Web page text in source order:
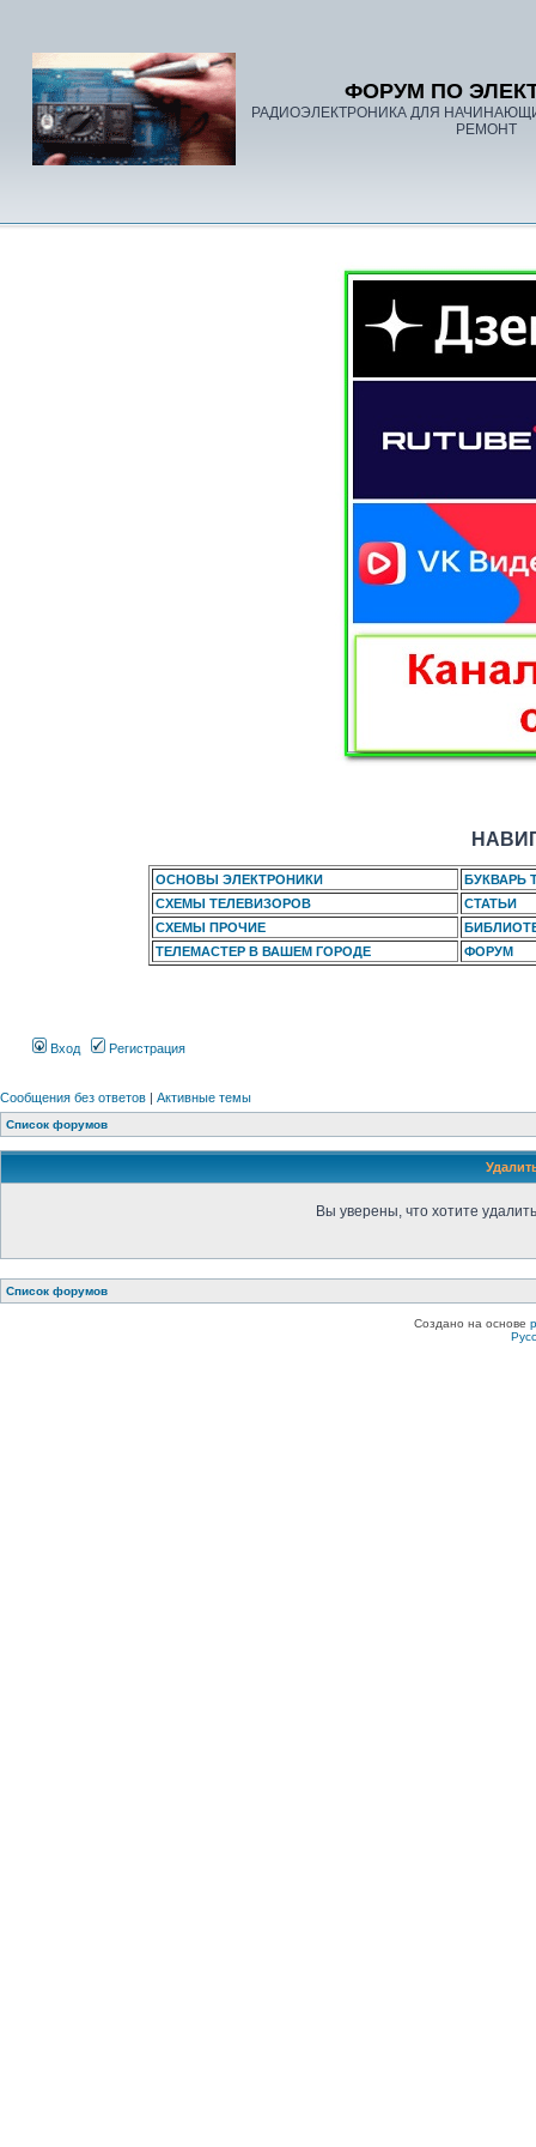
ФОРУМ ПО
РАДИОЭЛЕКТРОНИКА ДЛЯ
РЕМОНТ
ОСНОВЫ ЭЛЕКТРОНИКИ
БУКВАРЬ
СХЕМЫ ТЕЛЕВИЗОРОВ
СТАТЬИ
СХЕМЫ ПРОЧИЕ
ТЕЛЕМАСТЕР В ВАШЕМ ГОРОДЕ
ФОРУМ
Вход Регистрация
Сообщения без ответов | Активные темы
Список форумов
Вы уверены, что хотите
Список форумов
Создано на основе